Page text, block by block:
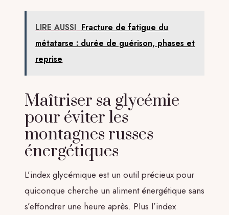
LIRE AUSSI Fracture de fatigue du
métatarse : durée de guérison, phases et
reprise
Maîtriser sa glycémie
pour éviter les
montagnes russes
énergétiques
L’index glycémique est un outil précieux pour
quiconque cherche un aliment énergétique sans
s’effondrer une heure après. Plus l’index